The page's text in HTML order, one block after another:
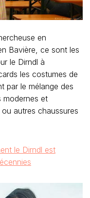
en
Bavière, ce sont les
le Dirndl à
les costumes de
par le mélange des
modernes et
autres chaussures
le Dirndl est